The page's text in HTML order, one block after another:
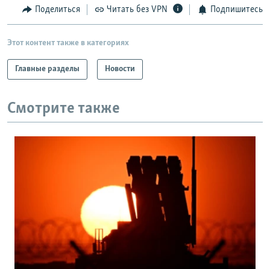
Поделиться Читать без VPN Подпишитесь
Этот контент также в категориях
Главные разделы Новости
Смотрите также